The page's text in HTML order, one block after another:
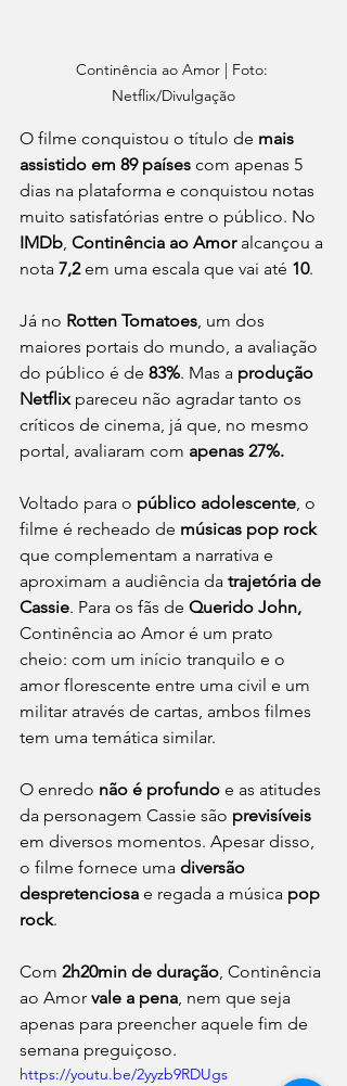
Continência ao Amor | Foto:
Netflix/Divulgação
O filme conquistou o título de mais
assistido em 89 países com apenas 5
dias na plataforma e conquistou notas
muito satisfatórias entre o público. No
IMDb, Continência ao Amor alcançou a
nota 7,2 em uma escala que vai até 10.
Já no Rotten Tomatoes, um dos
maiores portais do mundo, a avaliação
do público é de 83%. Mas a produção
Netflix pareceu não agradar tanto os
críticos de cinema, já que, no mesmo
portal, avaliaram com apenas 27%.
Voltado para o público adolescente, o
filme é recheado de músicas pop rock
que complementam a narrativa e
aproximam a audiência da trajetória de
Cassie. Para os fãs de Querido John,
Continência ao Amor é um prato
cheio: com um início tranquilo e o
amor florescente entre uma civil e um
militar através de cartas, ambos filmes
tem uma temática similar.
O enredo não é profundo e as atitudes
da personagem Cassie são previsíveis
em diversos momentos. Apesar disso,
o filme fornece uma diversão
despretenciosa e regada a música pop
rock.
Com 2h20min de duração, Continência
ao Amor vale a pena, nem que seja
apenas para preencher aquele fim de
semana preguiçoso.
https://youtu.be/2yyzb9RDUgs